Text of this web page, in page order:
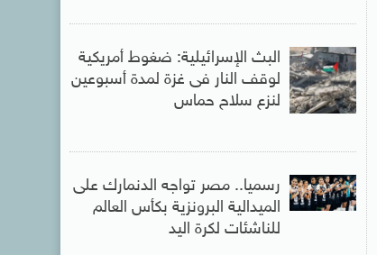
البث الإسرائيلية: ضغوط أمريكية
لوقف النار فى غزة لمدة أسبوعين
لنزع سلاح حماس
رسميا.. مصر تواجه الدنمارك على
الميدالية البرونزية بكأس العالم
للناشئات لكرة اليد